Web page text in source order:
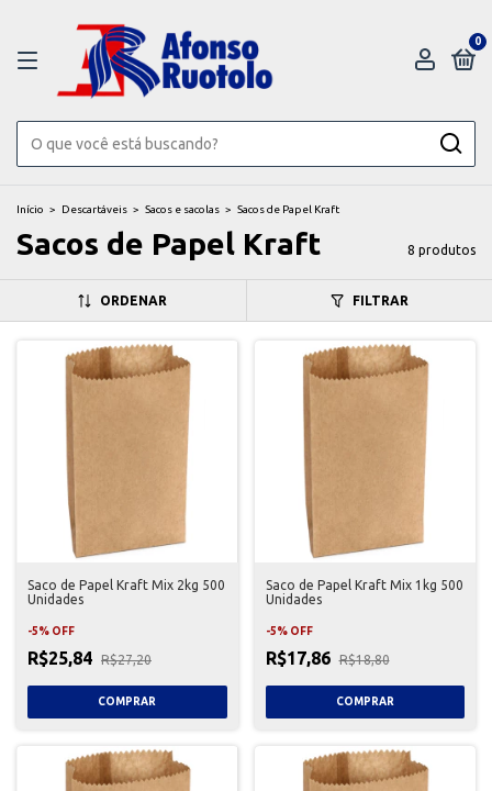
0
Início > Descartáveis > Sacos e sacolas > Sacos de Papel Kraft
Sacos de Papel Kraft 8 produtos
ORDENAR FILTRAR
Saco de Papel Kraft Mix 2kg 500
Unidades
-5% OFF
R$25,84 R$27,20
Saco de Papel Kraft Mix 1kg 500
Unidades
-5% OFF
R$17,86 R$18,80